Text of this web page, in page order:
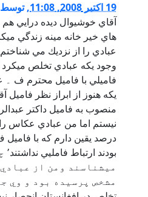
19 اكتبر 2008, 11:08 ,توسط
آقاي خوشيوال ديده درايي هم
هاي خير خانه مينه زندگي
عبادي را از نزديك مي
وجود يكه عبادي تخلص ميكرد
فاميلي با فاميل محترم ف ۔
يكه هنوز از ابراز نظر فاميل
منصوب به فاميل داكتر
نيستم اما من عبادي عكاس
درصد يقين دارم كه با
ميشناسند ومن از
مشخص پرسيده بود و وي